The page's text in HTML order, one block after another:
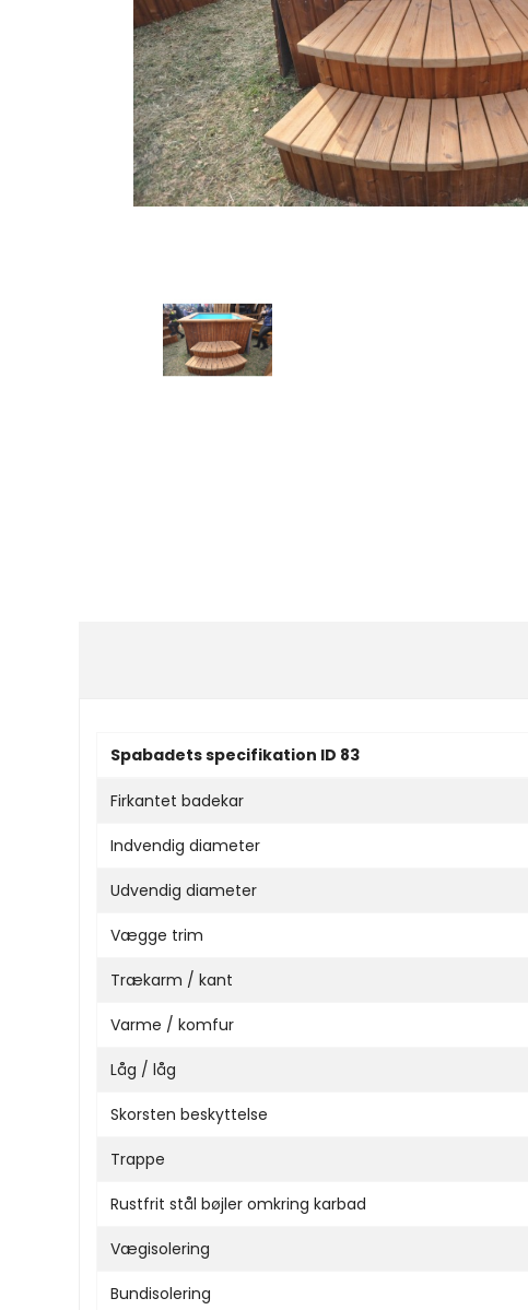
Spabadets specifikation ID 83
Firkantet badekar
Indvendig diameter
Udvendig diameter
Vægge trim
Trækarm / kant
Varme / komfur
Låg / låg
Skorsten beskyttelse
Trappe
Rustfrit stål bøjler omkring karbad
Vægisolering
Bundisolering